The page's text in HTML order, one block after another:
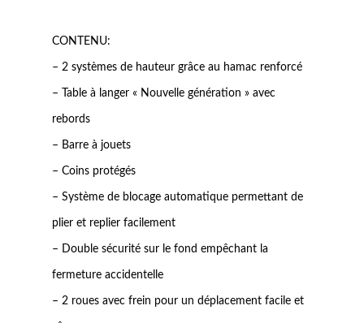
CONTENU:
– 2 systèmes de hauteur grâce au hamac renforcé
– Table à langer « Nouvelle génération » avec
rebords
– Barre à jouets
– Coins protégés
– Système de blocage automatique permettant de
plier et replier facilement
– Double sécurité sur le fond empêchant la
fermeture accidentelle
– 2 roues avec frein pour un déplacement facile et